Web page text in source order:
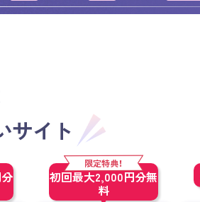
サイト
限定特典！
初回最大2,000円分無
料